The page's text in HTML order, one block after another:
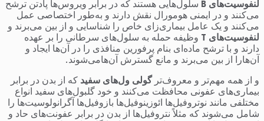
لنفوسیت‌های B سلول‌هایی هستند که در برابر ویروس‌ها پادتن ترشح
می‌کنند و در ایمنی هومورال نقش دارند و به‌طور اختصاصی عمل
می‌کنند و یک عامل بیماری‌زای خاص را شناسایی و از بین می‌برند و
لنفوسیت‌های T وظیفه حمله به سلول‌های سرطانی را بر عهده
دارند و با ترشح ماده‌ای بنام پرفورین منافذی را در آن‌ها ایجاد و
آن‌هارا از بین می‌برند و مانع گسترش آن‌هامی‌شوند.
و از همه مهم‌تر و معروف‌تر گولی ول‌های سفید که از بدن در برابر
بیماری‌های عفونی محافظت می‌کنند و خود گلبول‌های سفید انواع
مختلفی مانند نوتروفیل‌ها ائوزینوفیل‌ها بازوفیل‌ها آگرانولوسیت‌ها را
شامل می‌شوند که مثلاً نتروفیل‌ها از بدن در برابر عفونت‌های حاد و